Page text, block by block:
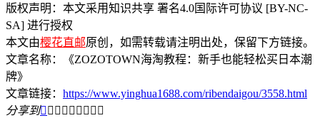
版权声明：本文采用知识共享 署名4.0国际许可协议 [BY-NC-
SA] 进行授权
本文由樱花直邮原创，如需转载请注明出处，保留下方链接。
文章名称：《ZOZOTOWN海淘教程：新手也能轻松买日本潮
牌》
文章链接： https://www.yinghua1688.com/ribendaigou/3558.html
分享到        